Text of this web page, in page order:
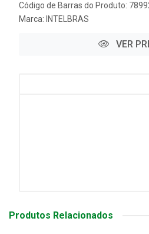
Código de Barras do Produto:
Marca: INTELBRAS
VER
Produtos Relacionados